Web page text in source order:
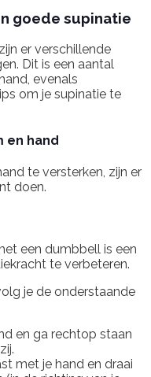
goede supinatie
er verschillende
Dit is een aantal
evenals
om je supinatie te
en hand
te versterken, zijn er
doen.
een dumbbell is een
te verbeteren.
je de onderstaande
en ga rechtop staan
met je hand en draai